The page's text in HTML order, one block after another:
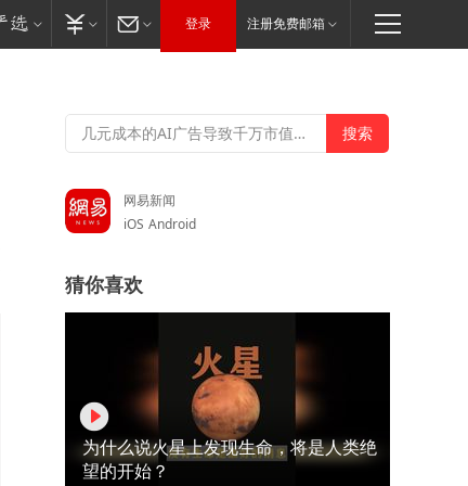
登录 注册免费邮箱
网易新闻
iOS Android
猜你喜欢
为什么说火星上发现生命，将是人类绝
望的开始？